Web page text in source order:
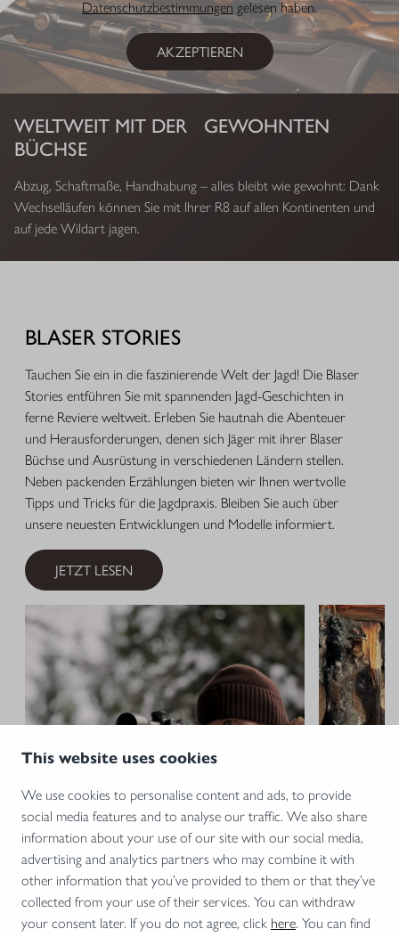
This website uses cookies
We use cookies to personalise content and ads, to provide
social media features and to analyse our traffic. We also share
information about your use of our site with our social media,
advertising and analytics partners who may combine it with
other information that you’ve provided to them or that they’ve
collected from your use of their services. You can withdraw
your consent later. If you do not agree, click here. You can find
Datenschutzbestimmungen gelesen haben.
AKZEPTIEREN
WELTWEIT MIT DER GEWOHNTEN
BÜCHSE
Abzug, Schaftmaße, Handhabung – alles bleibt wie gewohnt: Dank
Wechselläufen können Sie mit Ihrer R8 auf allen Kontinenten und
auf jede Wildart jagen.
BLASER STORIES
Tauchen Sie ein in die faszinierende Welt der Jagd! Die Blaser
Stories entführen Sie mit spannenden Jagd-Geschichten in
ferne Reviere weltweit. Erleben Sie hautnah die Abenteuer
und Herausforderungen, denen sich Jäger mit ihrer Blaser
Büchse und Ausrüstung in verschiedenen Ländern stellen.
Neben packenden Erzählungen bieten wir Ihnen wertvolle
Tipps und Tricks für die Jagdpraxis. Bleiben Sie auch über
unsere neuesten Entwicklungen und Modelle informiert.
JETZT LESEN
21.01.2026 •REVIER & PRAXIS
Kurz und besser
09.02.2026 •